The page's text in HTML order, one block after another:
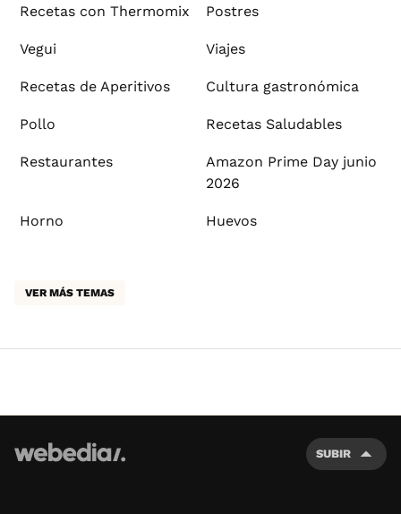
Recetas con Thermomix Postres
Vegui Viajes
Recetas de Aperitivos Cultura gastronómica
Pollo Recetas Saludables
Restaurantes
Amazon Prime Day junio
2026
Horno Huevos
VER MÁS TEMAS
SUBIR